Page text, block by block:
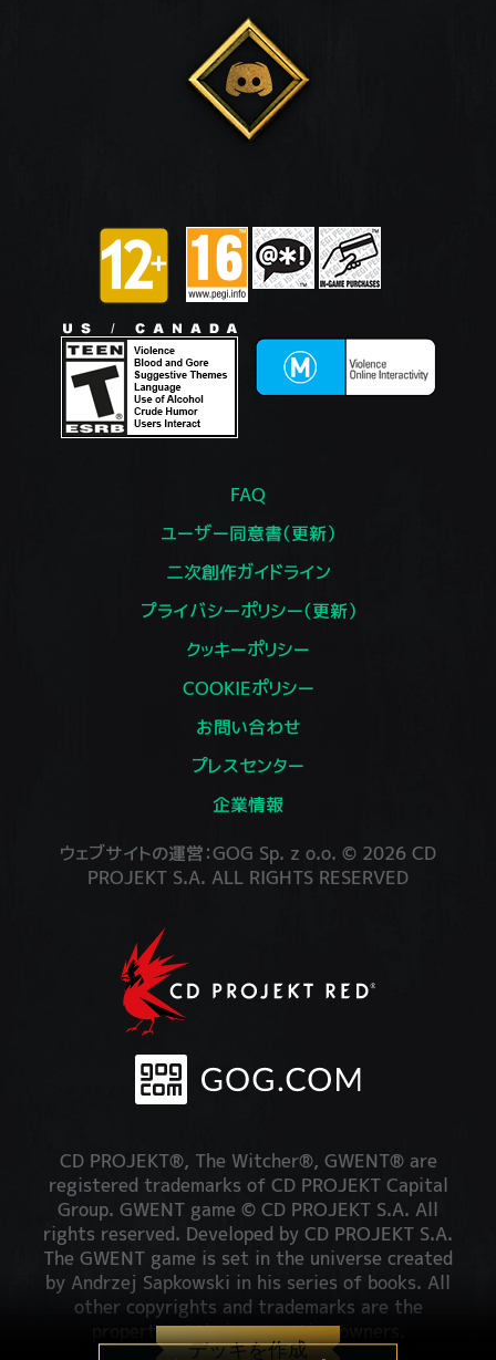
デッキを作成
FAQ
ユーザー同意書（更新）
二次創作ガイドライン
プライバシーポリシー（更新）
クッキーポリシー
COOKIEポリシー
お問い合わせ
プレスセンター
企業情報
ウェブサイトの運営：GOG Sp. z o.o. © 2026 CD
PROJEKT S.A. ALL RIGHTS RESERVED
CD PROJEKT®, The Witcher®, GWENT® are
registered trademarks of CD PROJEKT Capital
Group. GWENT game © CD PROJEKT S.A. All
rights reserved. Developed by CD PROJEKT S.A.
The GWENT game is set in the universe created
by Andrzej Sapkowski in his series of books. All
other copyrights and trademarks are the
property of their respective owners.